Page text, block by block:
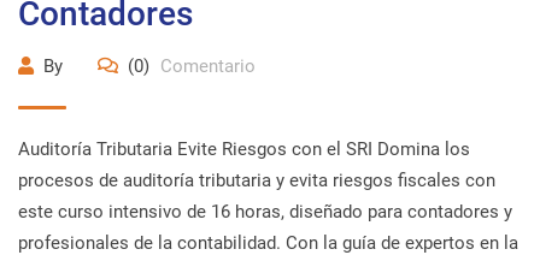
Contadores
By (0) Comentario
Auditoría Tributaria Evite Riesgos con el SRI Domina los
procesos de auditoría tributaria y evita riesgos fiscales con
este curso intensivo de 16 horas, diseñado para contadores y
profesionales de la contabilidad. Con la guía de expertos en la